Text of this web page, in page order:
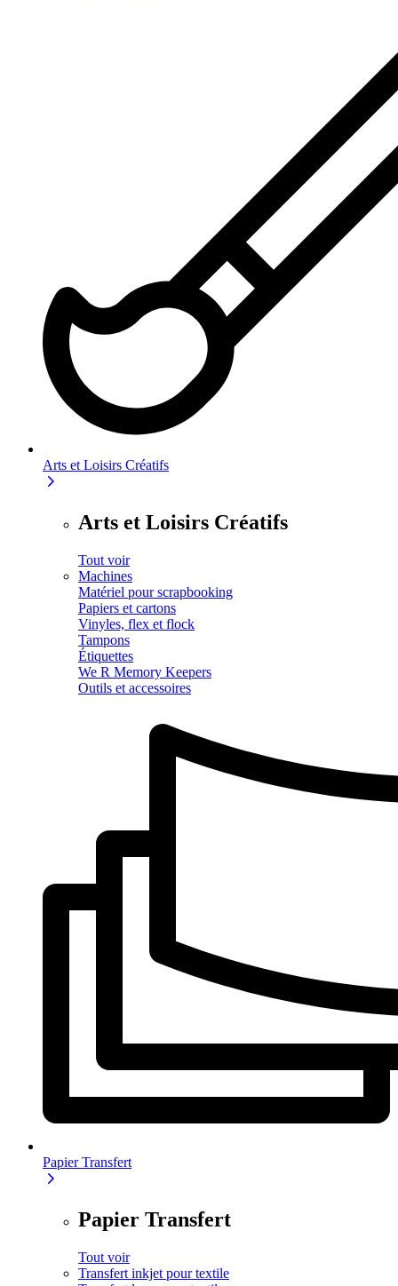
Arts et Loisirs Créatifs
Arts et Loisirs Créatifs
Tout voir
Machines
Matériel pour scrapbooking
Papiers et cartons
Vinyles, flex et flock
Tampons
Étiquettes
We R Memory Keepers
Outils et accessoires
Papier Transfert
Papier Transfert
Tout voir
Transfert inkjet pour textile